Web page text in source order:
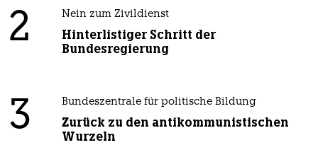
2 Nein zum Zivildienst
Hinterlistiger Schritt der
Bundesregierung
3 Bundeszentrale für politische Bildung
Zurück zu den antikommunistischen
Wurzeln